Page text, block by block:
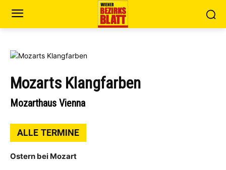
Mozarts Klangfarben
Mozarthaus Vienna
ALLE TERMINE
Ostern bei Mozart